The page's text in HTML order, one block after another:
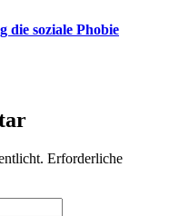
die soziale Phobie
Erforderliche